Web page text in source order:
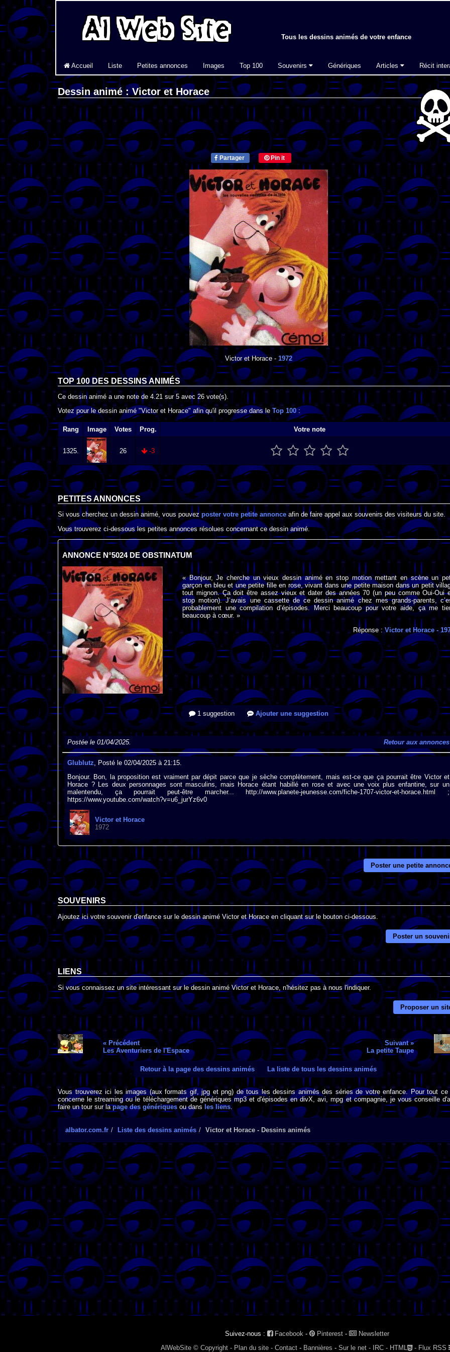
Tous les dessins animés de votre enfance
Accueil Liste Petites annonces Images Top 100 Souvenirs Génériques Articles Récit
Dessin animé : Victor et Horace
Partager Pin it
Victor et Horace- 1972
TOP 100 DES DESSINS ANIMÉS
Ce dessin animé a une note de 4.21 sur 5 avec 26 vote(s).
Votez pour le dessin animé "Victor et Horace" afin qu'il progresse dans le Top 100:
Rang Image Votes Prog. Votre note
1325. 26 -3
PETITES ANNONCES
Si vous cherchez un dessin animé, vous pouvez poster votre petite annonce afin de faire appel aux souvenirs des visiteurs du site.
Vous trouverez ci-dessous les petites annonces résolues concernant ce dessin animé.
ANNONCE N°5024 DE OBSTINATUM
« Bonjour, Je cherche un vieux dessin animé en stop motion mettant en scène un
garçon en bleu et une petite fille en rose, vivant dans une petite maison dans un petit
tout mignon. Ça doit être assez vieux et dater des années 70 (un peu comme Oui-Oui
stop motion). J’avais une cassette de ce dessin animé chez mes grands-parents,
probablement une compilation d’épisodes. Merci beaucoup pour votre aide, ça me
beaucoup à cœur. »
Réponse :Victor et Horace -
1 suggestion Ajouter une suggestion
Postée le 01/04/2025. Retour aux annonces
Glublutz , Posté le 02/04/2025 à 21:15.
Bonjour. Bon, la proposition est vraiment par dépit parce que je sèche complètement, mais est-ce que ça pourrait être Victor et
Horace ? Les deux personnages sont masculins, mais Horace étant habillé en rose et avec une voix plus enfantine, sur un
malentendu, ça pourrait peut-être marcher... http://www.planete-jeunesse.com/fiche-1707-victor-et-horace.html ;
https://www.youtube.com/watch?v=u6_jurYz6v0
Victor et Horace
1972
Poster une petite
SOUVENIRS
Ajoutez ici votre souvenir d'enfance sur le dessin animé Victor et Horace en cliquant sur le bouton ci-dessous.
Poster un
LIENS
Si vous connaissez un site intéressant sur le dessin animé Victor et Horace, n'hésitez pas à nous l'indiquer.
Proposer un
« Précédent
Les Aventuriers de l'Espace
Suivant »
La petite Taupe
Retour à la page des dessins animés La liste de tous les dessins animés
Vous trouverez ici les images (aux formats gif, jpg et png) de tous les dessins animés des séries de votre enfance. Pour tout ce
concerne le streaming ou le téléchargement de génériques mp3 et d'épisodes en divX, avi, mpg et compagnie, je vous conseille
faire un tour sur lapage des génériques ou dans les liens.
albator.com.fr Liste des dessins animés Victor et Horace - Dessins animés
Suivez-nous : Facebook - Pinterest -
Newsletter
AlWebSite © Copyright - Plan du site - Contact - Bannières -Sur le net - IRC - HTML - Flux RSS